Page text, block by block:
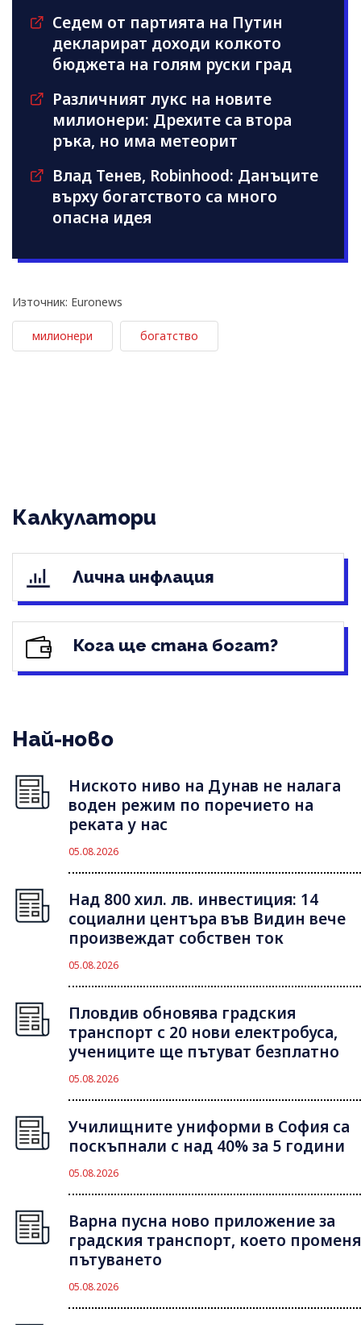
Седем от партията на Путин
декларират доходи колкото
бюджета на голям руски град
Различният лукс на новите
милионери: Дрехите са втора
ръка, но има метеорит
Влад Тенев, Robinhood: Данъците
върху богатството са много
опасна идея
Източник: Euronews
милионери богатство
Калкулатори
Лична инфлация
Кога ще стана богат?
Най-ново
Ниското ниво на Дунав не налага
воден режим по поречието на
реката у нас
05.08.2026
Над 800 хил. лв. инвестиция: 14
социални центъра във Видин вече
произвеждат собствен ток
05.08.2026
Пловдив обновява градския
транспорт с 20 нови електробуса,
учениците ще пътуват безплатно
05.08.2026
Училищните униформи в София са
поскъпнали с над 40% за 5 години
05.08.2026
Варна пусна ново приложение за
градския транспорт, което променя
пътуването
05.08.2026